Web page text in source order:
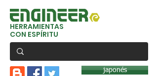
HERRAMIENTAS
CON ESPÍRITU
japonés